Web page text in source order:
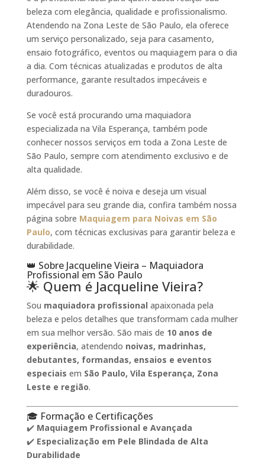
beleza com elegância, qualidade e profissionalismo.
Atendendo na Zona Leste de São Paulo, ela oferece
um serviço personalizado, seja para casamento,
ensaio fotográfico, eventos ou maquiagem para o dia
a dia. Com técnicas atualizadas e produtos de alta
performance, garante resultados impecáveis e
duradouros.
Se você está procurando uma maquiadora
especializada na Vila Esperança, também pode
conhecer nossos serviços em toda a Zona Leste de
São Paulo, sempre com atendimento exclusivo e de
alta qualidade.
Além disso, se você é noiva e deseja um visual
impecável para seu grande dia, confira também nossa
página sobre Maquiagem para Noivas em São
Paulo, com técnicas exclusivas para garantir beleza e
durabilidade.
👑 Sobre Jacqueline Vieira – Maquiadora
Profissional em São Paulo
🌟 Quem é Jacqueline Vieira?
Sou maquiadora profissional apaixonada pela
beleza e pelos detalhes que transformam cada mulher
em sua melhor versão. São mais de 10 anos de
experiência, atendendo noivas, madrinhas,
debutantes, formandas, ensaios e eventos
especiais em São Paulo, Vila Esperança, Zona
Leste e região.
🎓 Formação e Certificações
✔️ Maquiagem Profissional e Avançada
✔️ Especialização em Pele Blindada de Alta
Durabilidade